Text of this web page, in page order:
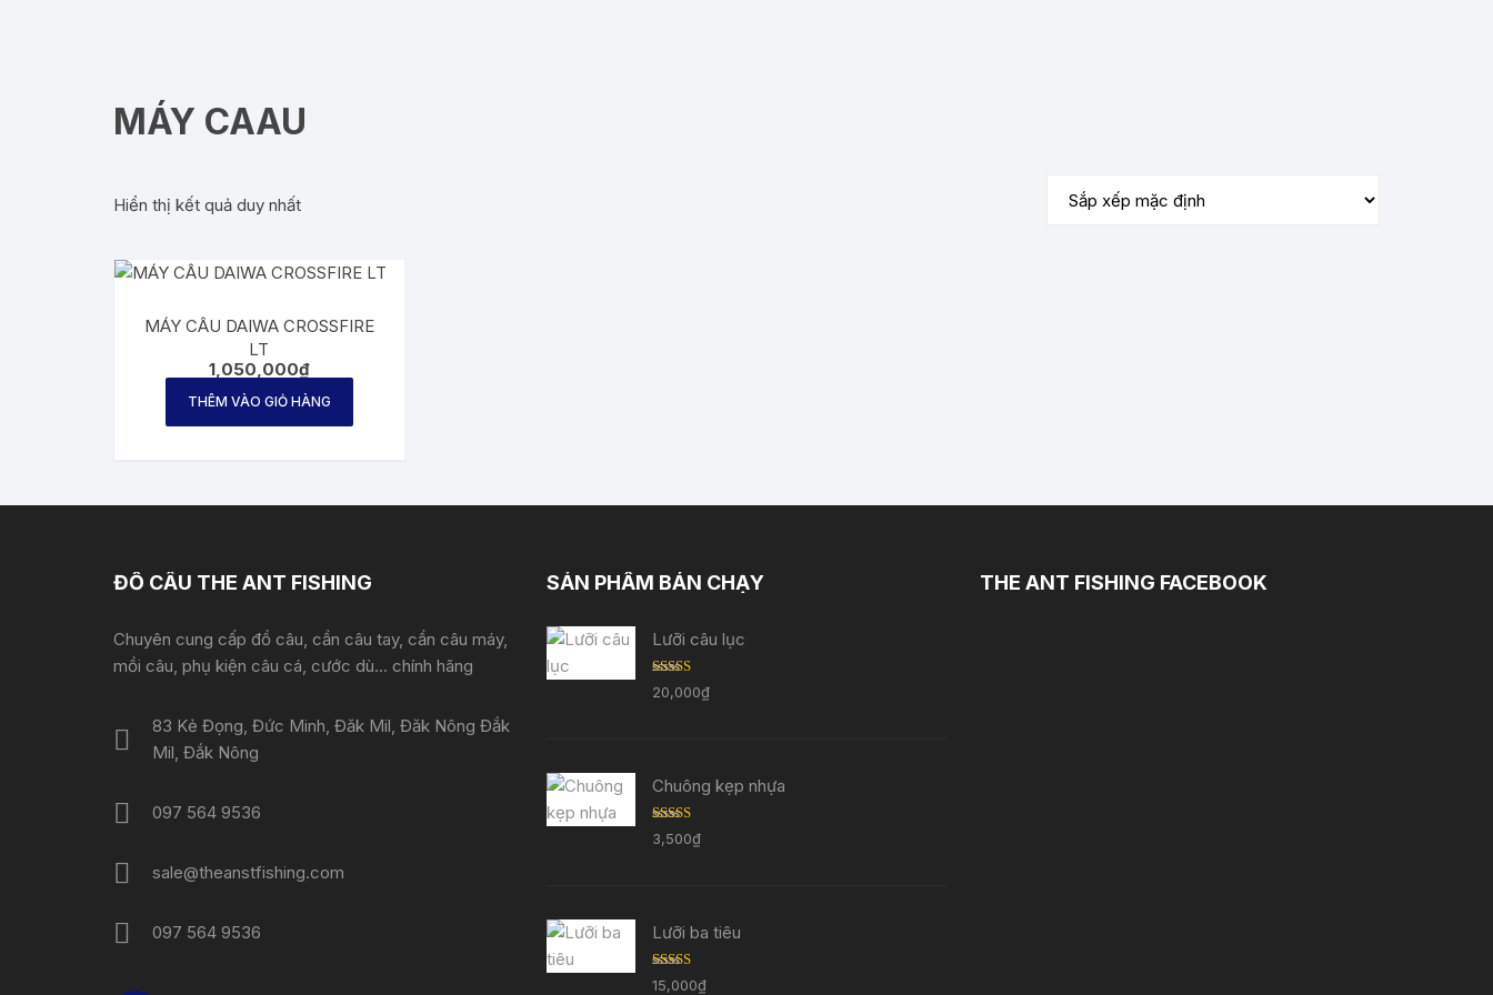
MÁY CAAU
Hiển thị kết quả duy nhất
MÁY CÂU DAIWA CROSSFIRE
LT
1,050,000₫
THÊM VÀO GIỎ HÀNG
ĐỒ CÂU THE ANT FISHING
Chuyên cung cấp đồ câu, cần câu tay, cần câu máy,
mồi câu, phụ kiện câu cá, cước dù... chính hãng
83 Kẻ Đọng, Đức Minh, Đăk Mil, Đăk Nông Đắk
Mil, Đắk Nông
097 564 9536
sale@theanstfishing.com
097 564 9536
SẢN PHẨM BÁN CHẠY
Lưỡi câu lục
Được
xếp
20,000₫
Chuông kẹp nhựa
Được
xếp
3,500₫
Lưỡi ba tiêu
Được
15,000₫
THE ANT FISHING FACEBOOK